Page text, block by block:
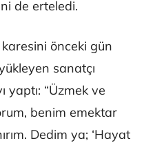
de erteledi.
önceki gün
sanatçı
yaptı: “Üzmek ve
benim emektar
Dedim ya; ‘Hayat